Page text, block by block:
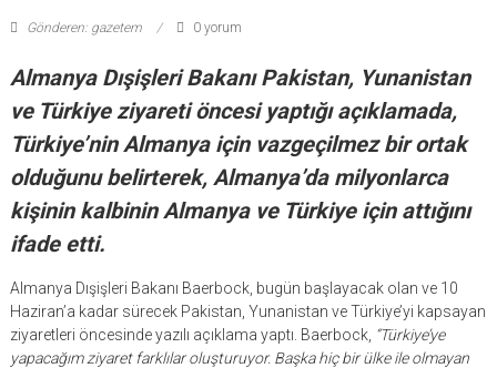
Gönderen: gazetem 0 yorum
Almanya Dışişleri Bakanı Pakistan, Yunanistan
ve Türkiye ziyareti öncesi yaptığı açıklamada,
Türkiye’nin Almanya için vazgeçilmez bir ortak
olduğunu belirterek, Almanya’da milyonlarca
kişinin kalbinin Almanya ve Türkiye için attığını
ifade etti.
Almanya Dışişleri Bakanı Baerbock, bugün başlayacak olan ve 10
Haziran’a kadar sürecek Pakistan, Yunanistan ve Türkiye’yi kapsayan
ziyaretleri öncesinde yazılı açıklama yaptı. Baerbock, “Türkiye’ye
yapacağım ziyaret farklılar oluşturuyor. Başka hiç bir ülke ile olmayan